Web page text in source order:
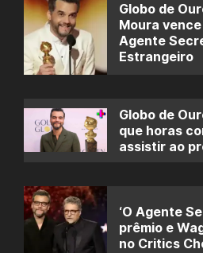
Globo de
Moura
Agente
Estrangeiro
Globo de
que horas
assistir ao
‘O Agente
prêmio e
no Critics